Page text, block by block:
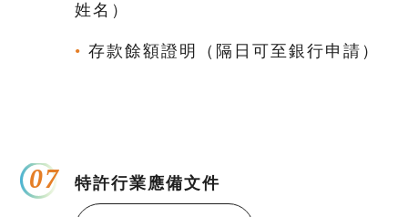
姓名）
• 存款餘額證明（隔日可至銀行申請）
07 特許行業應備文件